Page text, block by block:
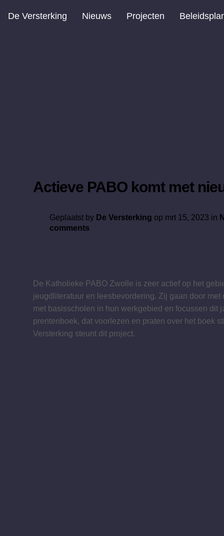
De Versterking Nieuws Projecten
Actieve PABO komt met
Geplaatst by De Versterking op mrt 15, 2023 in
comments
De Katholieke PABO Zwolle is zeer actief op het
jeugdliteratuur en leesbevordering. Zij gaan door met
met basisscholen in hun werkgebied en focussen dit
prentenboek, dat voorlezen en praten over het boek
Versterking steunt dit project.